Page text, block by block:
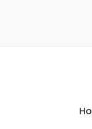
Ho